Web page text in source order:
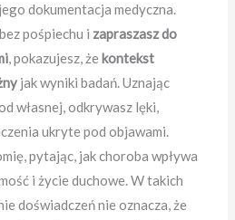
dokumentacja medyczna.
pośpiechu i zapraszasz do
, pokazujesz, żekontekst
jak wyniki badań. Uznając
własnej, odkrywasz lęki,
ukryte pod objawami.
pytając, jak choroba wpływa
i życie duchowe. W takich
doświadczeń nie oznacza, że